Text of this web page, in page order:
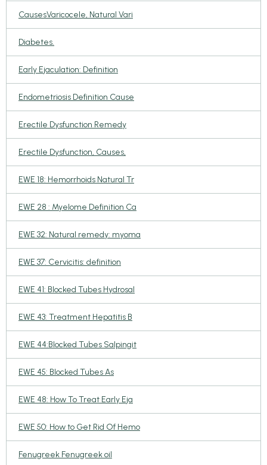
CausesVaricocele, Natural Vari
Diabetes.
Early Ejaculation: Definition
Endometriosis Definition Cause
Erectile Dysfunction Remedy
Erectile Dysfunction, Causes,
EWE 18: Hemorrhoids Natural Tr
EWE 28 : Myelome Definition Ca
EWE 32: Natural remedy: myoma
EWE 37: Cervicitis: definition
EWE 41: Blocked Tubes Hydrosal
EWE 43: Treatment Hepatitis B
EWE 44:Blocked Tubes Salpingit
EWE 45: Blocked Tubes As
EWE 48: How To Treat Early Eja
EWE 50: How to Get Rid Of Hemo
Fenugreek Fenugreek oil